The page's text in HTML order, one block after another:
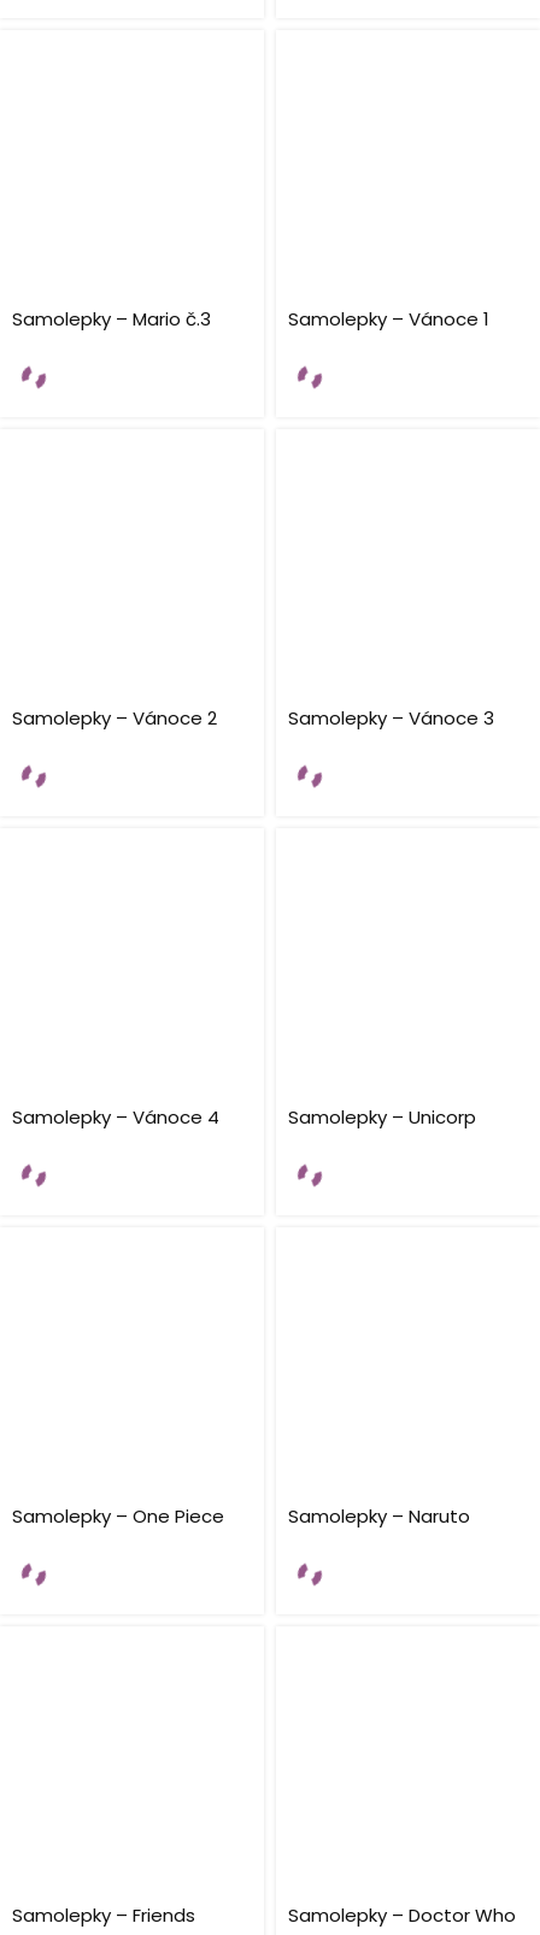
Samolepky – Mario č.3 Samolepky – Vánoce 1
Samolepky – Vánoce 2 Samolepky – Vánoce 3
Samolepky – Vánoce 4 Samolepky – Unicorp
Samolepky – One Piece Samolepky – Naruto
Samolepky – Friends Samolepky – Doctor Who